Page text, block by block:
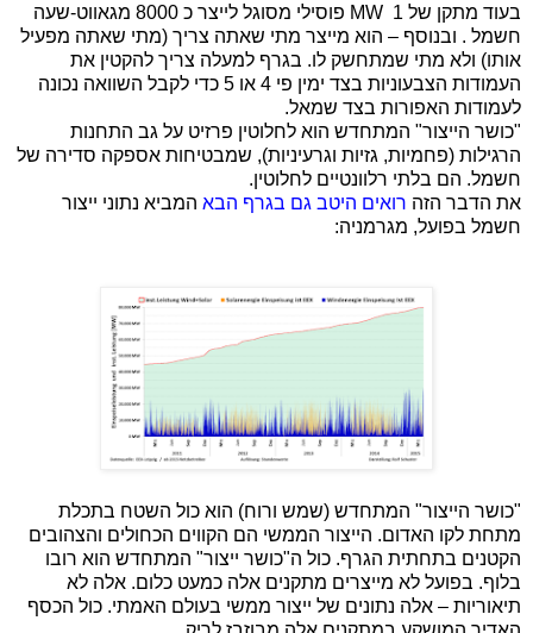
בעוד מתקן של 1
MW
פוסילי מסוגל לייצר כ 8000 מגאווט-שעה
חשמל . ובנוסף – הוא מייצר מתי שאתה צריך (מתי שאתה מפעיל
אותו) ולא מתי שמתחשק לו. בגרף למעלה צריך להקטין את
העמודות הצבעוניות בצד ימין פי 4 או 5 כדי לקבל השוואה נכונה
לעמודות האפורות בצד שמאל.
"כושר הייצור" המתחדש הוא לחלוטין פרזיט על גב התחנות
הרגילות (פחמיות, גזיות וגרעיניות), שמבטיחות אספקה סדירה של
חשמל. הם בלתי רלוונטיים לחלוטין.
את הדבר הזה רואים היטב גם בגרף הבא המביא נתוני ייצור
חשמל בפועל, מגרמניה:
"כושר הייצור" המתחדש (שמש ורוח) הוא כול השטח בתכלת
מתחת לקו האדום. הייצור הממשי הם הקווים הכחולים והצהובים
הקטנים בתחתית הגרף. כול ה"כושר ייצור" המתחדש הוא רובו
בלוף. בפועל לא מייצרים מתקנים אלה כמעט כלום. אלה לא
תיאוריות – אלה נתונים של ייצור ממשי בעולם האמתי. כול הכסף